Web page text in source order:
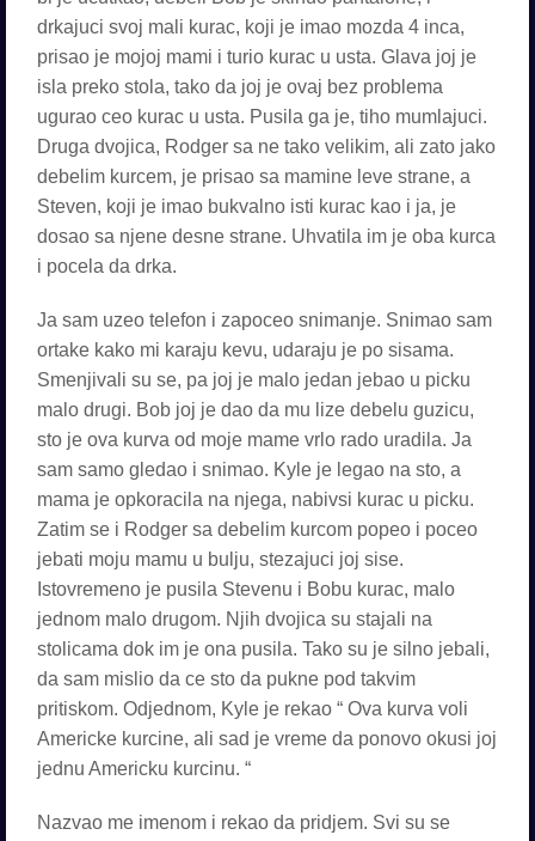
drkajuci svoj mali kurac, koji je imao mozda 4 inca,
prisao je mojoj mami i turio kurac u usta. Glava joj je
isla preko stola, tako da joj je ovaj bez problema
ugurao ceo kurac u usta. Pusila ga je, tiho mumlajuci.
Druga dvojica, Rodger sa ne tako velikim, ali zato jako
debelim kurcem, je prisao sa mamine leve strane, a
Steven, koji je imao bukvalno isti kurac kao i ja, je
dosao sa njene desne strane. Uhvatila im je oba kurca
i pocela da drka.
Ja sam uzeo telefon i zapoceo snimanje. Snimao sam
ortake kako mi karaju kevu, udaraju je po sisama.
Smenjivali su se, pa joj je malo jedan jebao u picku
malo drugi. Bob joj je dao da mu lize debelu guzicu,
sto je ova kurva od moje mame vrlo rado uradila. Ja
sam samo gledao i snimao. Kyle je legao na sto, a
mama je opkoracila na njega, nabivsi kurac u picku.
Zatim se i Rodger sa debelim kurcom popeo i poceo
jebati moju mamu u bulju, stezajuci joj sise.
Istovremeno je pusila Stevenu i Bobu kurac, malo
jednom malo drugom. Njih dvojica su stajali na
stolicama dok im je ona pusila. Tako su je silno jebali,
da sam mislio da ce sto da pukne pod takvim
pritiskom. Odjednom, Kyle je rekao “ Ova kurva voli
Americke kurcine, ali sad je vreme da ponovo okusi joj
jednu Americku kurcinu. “
Nazvao me imenom i rekao da pridjem. Svi su se